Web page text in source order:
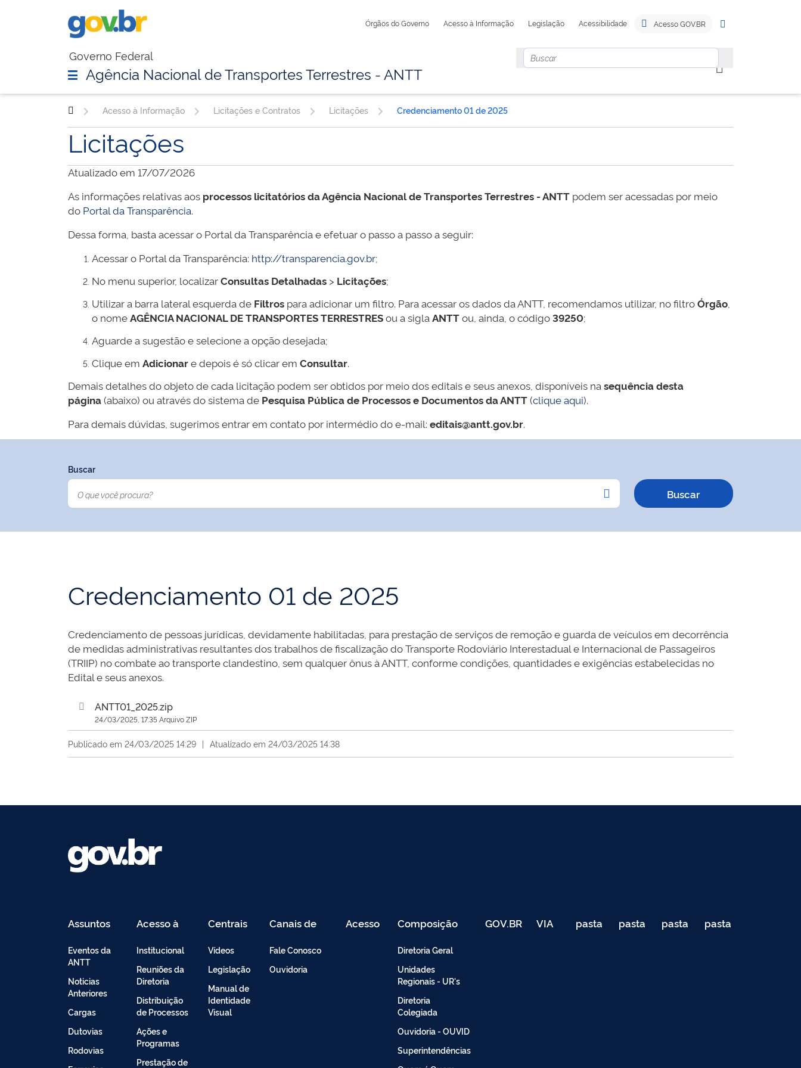
Órgãos do Governo Acesso à Informação Legislação Acessibilidade Acesso GOV.BR
Governo Federal
Agência Nacional de Transportes Terrestres - ANTT
Acesso à Informação Licitações e Contratos Licitações Credenciamento 01 de 2025
Licitações
Atualizado em 17/07/2026
As informações relativas aos processos licitatórios da Agência Nacional de Transportes Terrestres - ANTT podem ser acessadas por meio
do Portal da Transparência.
Dessa forma, basta acessar o Portal da Transparência e efetuar o passo a passo a seguir:
Acessar o Portal da Transparência: http://transparencia.gov.br;
No menu superior, localizarConsultas Detalhadas > Licitações;
Utilizar a barra lateral esquerda de Filtros para adicionar um filtro. Para acessar os dados da ANTT, recomendamos utilizar, no filtroÓrgão
o nomeAGÊNCIA NACIONAL DE TRANSPORTES TERRESTRESou a siglaANTTou, ainda, o código39250;
Aguarde a sugestão e selecione a opção desejada;
Clique em Adicionare depois é só clicar em Consultar.
Demais detalhes do objeto de cada licitação podem ser obtidos por meio dos editais e seus anexos, disponíveis nasequência desta
página(abaixo) ou através do sistema de Pesquisa Pública de Processos e Documentos da ANTT(clique aqui).
Para demais dúvidas, sugerimos entrar em contato por intermédio do e-mail: editais@antt.gov.br.
Buscar
Credenciamento 01 de 2025
Credenciamento de pessoas jurídicas, devidamente habilitadas, para prestação de serviços de remoção e guarda de veículos em decorrência
de medidas administrativas resultantes dos trabalhos de fiscalização do Transporte Rodoviário Interestadual e Internacional de Passageiros
(TRIIP) no combate ao transporte clandestino, sem qualquer ônus à ANTT, conforme condições, quantidades e exigências estabelecidas no
Edital e seus anexos.
ANTT01_2025.zip
24/03/2025, 17:35 Arquivo ZIP
Publicado em 24/03/2025 14:29 | Atualizado em 24/03/2025 14:38
Assuntos
Eventos da
ANTT
Noticias
Anteriores
Cargas
Dutovias
Rodovias
Acesso à
Institucional
Reuniões da
Diretoria
Distribuição
de Processos
Ações e
Programas
Prestação de
Centrais
Vídeos
Legislação
Manual de
Identidade
Visual
Canais de
Fale Conosco
Ouvidoria
Acesso Composição
Diretoria Geral
Unidades
Regionais - UR's
Diretoria
Colegiada
Ouvidoria - OUVID
Superintendências
GOV.BR VIA pasta
de
pasta
de
pasta
de
pasta
de